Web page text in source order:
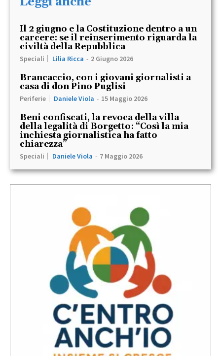
Il 2 giugno e la Costituzione dentro a un
carcere: se il reinserimento riguarda la
civiltà della Repubblica
Speciali Lilia Ricca - 2 Giugno 2026
Brancaccio, con i giovani giornalisti a
casa di don Pino Puglisi
Periferie Daniele Viola - 15 Maggio 2026
Beni confiscati, la revoca della villa
della legalità di Borgetto: “Così la mia
inchiesta giornalistica ha fatto
chiarezza”
Speciali Daniele Viola - 7 Maggio 2026